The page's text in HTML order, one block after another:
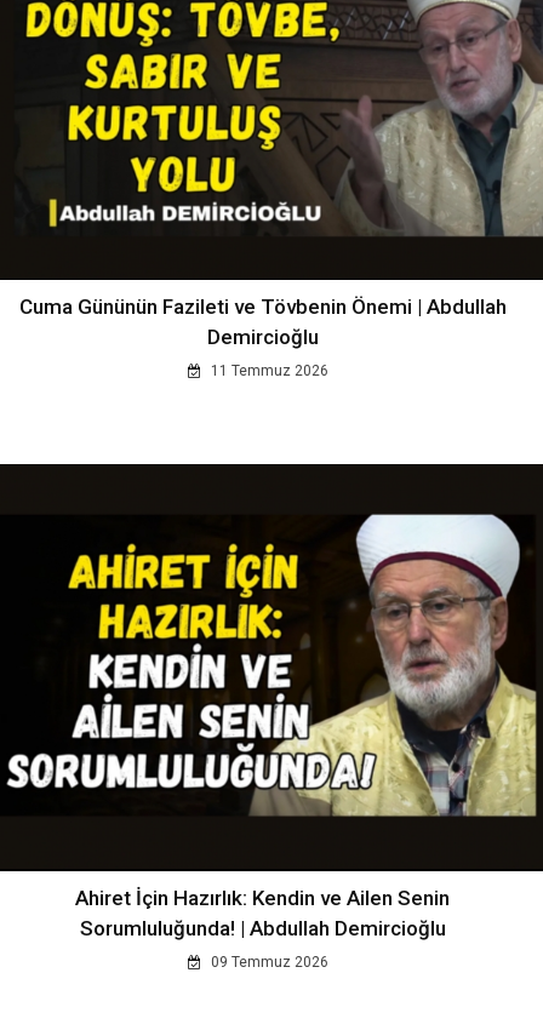
Cuma Gününün Fazileti ve Tövbenin Önemi | Abdullah
Demircioğlu
11 Temmuz 2026
Ahiret İçin Hazırlık: Kendin ve Ailen Senin
Sorumluluğunda! | Abdullah Demircioğlu
09 Temmuz 2026